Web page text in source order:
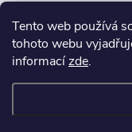
Tento web používá
tohoto webu
informacízde.